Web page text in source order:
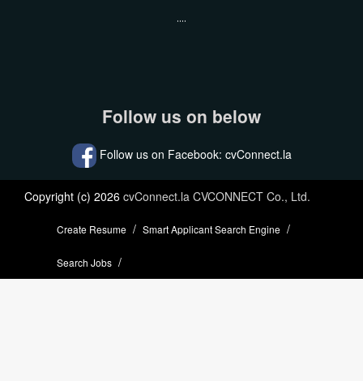
....
Follow us on below
Follow us on Facebook: cvConnect.la
Copyright (c) 2026 cvConnect.la CVCONNECT Co., Ltd.
Create Resume Smart Applicant Search Engine
Search Jobs